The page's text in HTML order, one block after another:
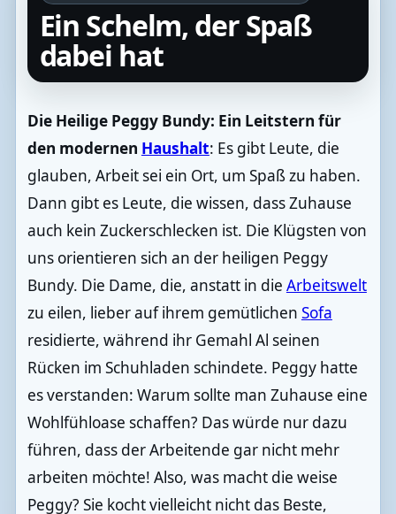
Ein Schelm, der Spaß
dabei hat
Die Heilige Peggy Bundy: Ein Leitstern für
den modernen Haushalt: Es gibt Leute, die
glauben, Arbeit sei ein Ort, um Spaß zu haben.
Dann gibt es Leute, die wissen, dass Zuhause
auch kein Zuckerschlecken ist. Die Klügsten von
uns orientieren sich an der heiligen Peggy
Bundy. Die Dame, die, anstatt in die Arbeitswelt
zu eilen, lieber auf ihrem gemütlichen Sofa
residierte, während ihr Gemahl Al seinen
Rücken im Schuhladen schindete. Peggy hatte
es verstanden: Warum sollte man Zuhause eine
Wohlfühloase schaffen? Das würde nur dazu
führen, dass der Arbeitende gar nicht mehr
arbeiten möchte! Also, was macht die weise
Peggy? Sie kocht vielleicht nicht das Beste,